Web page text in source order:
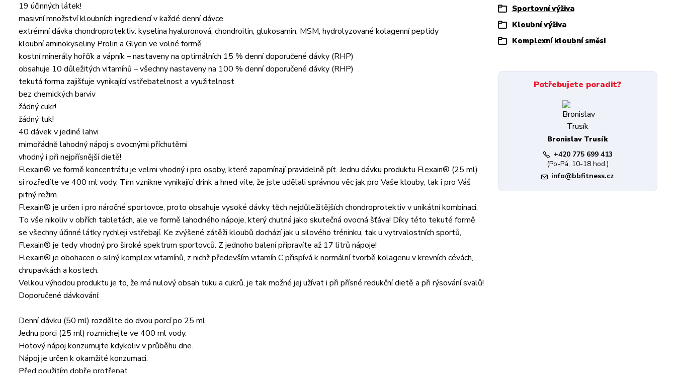
19 účinných látek!
masivní množství kloubních ingrediencí v každé denní dávce
extrémní dávka chondroprotektiv: kyselina hyaluronová, chondroitin, glukosamin, MSM, hydrolyzované kolagenní peptidy
kloubní aminokyseliny Prolin a Glycin ve volné formě
kostní minerály hořčík a vápník – nastaveny na optimálních 15 % denní doporučené dávky (RHP)
obsahuje 10 důležitých vitamínů – všechny nastaveny na 100 % denní doporučené dávky (RHP)
tekutá forma zajišťuje vynikající vstřebatelnost a využitelnost
bez chemických barviv
žádný cukr!
žádný tuk!
40 dávek v jediné lahvi
mimořádně lahodný nápoj s ovocnými příchutěmi
vhodný i při nejpřísnější dietě!
Flexain® ve formě koncentrátu je velmi vhodný i pro osoby, které zapomínají pravidelně pít. Jednu dávku produktu Flexain® (25 ml)
si rozředíte ve 400 ml vody. Tím vznikne vynikající drink a hned víte, že jste udělali správnou věc jak pro Vaše klouby, tak i pro Váš
pitný režim.
Flexain® je určen i pro náročné sportovce, proto obsahuje vysoké dávky těch nejdůležitějších chondroprotektiv v unikátní kombinaci.
To vše nikoliv v obřích tabletách, ale ve formě lahodného nápoje, který chutná jako skutečná ovocná šťáva! Díky této tekuté formě
se všechny účinné látky rychleji vstřebají. Ke zvýšené zátěži kloubů dochází jak u silového tréninku, tak u vytrvalostních sportů,
Flexain® je tedy vhodný pro široké spektrum sportovců. Z jednoho balení připravíte až 17 litrů nápoje!
Flexain® je obohacen o silný komplex vitamínů, z nichž především vitamín C přispívá k normální tvorbě kolagenu v krevních cévách,
chrupavkách a kostech.
Velkou výhodou produktu je to, že má nulový obsah tuku a cukrů, je tak možné jej užívat i při přísné redukční dietě a při rýsování svalů!
Doporučené dávkování:
Denní dávku (50 ml) rozdělte do dvou porcí po 25 ml.
Jednu porci (25 ml) rozmíchejte ve 400 ml vody.
Hotový nápoj konzumujte kdykoliv v průběhu dne.
Nápoj je určen k okamžité konzumaci.
Sportovní výživa
Kloubní výživa
Komplexní kloubní směsi
Potřebujete poradit?
Bronislav Trusík
+420 775 699 413
(Po-Pá, 10-18 hod.)
info@bbfitness.cz